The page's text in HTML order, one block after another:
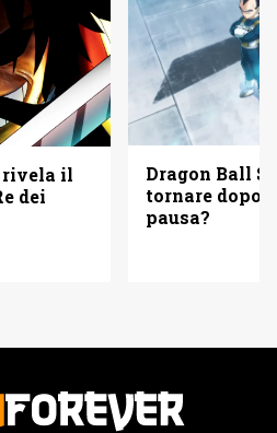
rivela il
dei
Dragon Ball
tornare dopo
pausa?